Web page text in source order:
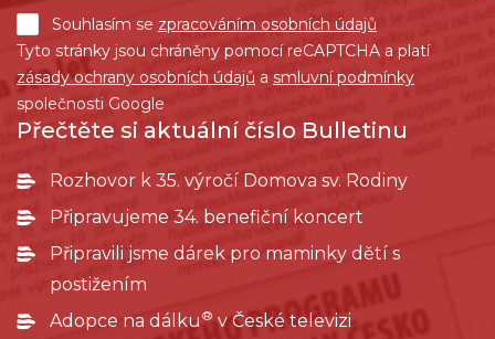
Souhlasím se zpracováním osobních údajů
Tyto stránky jsou chráněny pomocí reCAPTCHA a platí
zásady ochrany osobních údajů a smluvní podmínky
společnosti Google
Přečtěte si aktuální číslo Bulletinu
Rozhovor k 35. výročí Domova sv. Rodiny
Připravujeme 34. benefiční koncert
Připravili jsme dárek pro maminky dětí s
postižením
Adopce na dálku ®v České televizi